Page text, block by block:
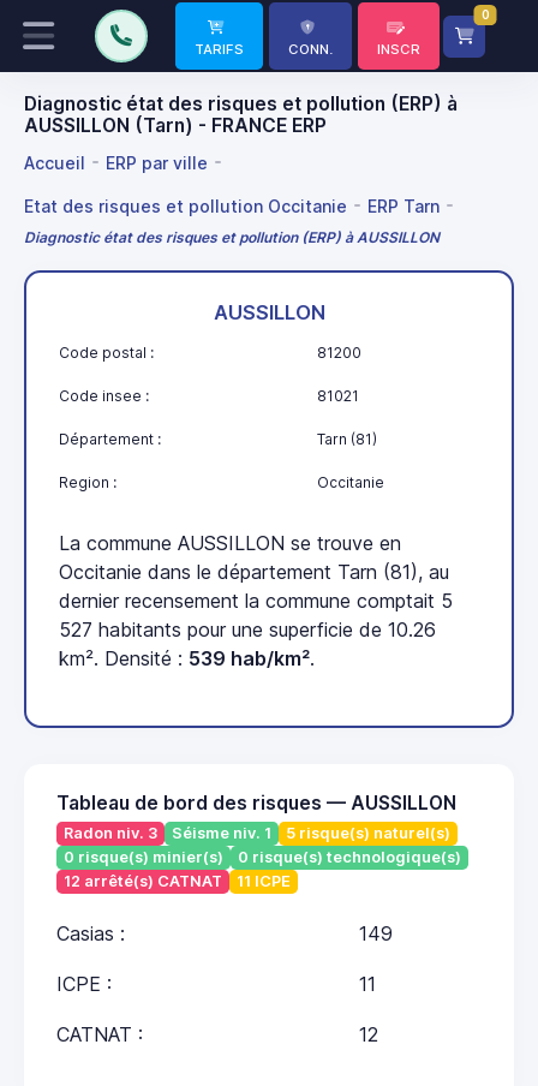
TARIFS CONN. INSCR
0
Diagnostic état des risques et pollution (ERP) à
AUSSILLON (Tarn) - FRANCE ERP
Accueil ERP par ville
Etat des risques et pollution Occitanie ERP Tarn
Diagnostic état des risques et pollution (ERP) à AUSSILLON
AUSSILLON
Code postal : 81200
Code insee : 81021
Département : Tarn (81)
Region : Occitanie
La commune AUSSILLON se trouve en
Occitanie dans le département Tarn (81), au
dernier recensement la commune comptait 5
527 habitants pour une superficie de 10.26
km². Densité : 539 hab/km².
Tableau de bord des risques — AUSSILLON
Radon niv. 3 Séisme niv. 1
5 risque(s) naturel(s)
0 risque(s) minier(s)
0 risque(s) technologique(s)
12 arrêté(s) CATNAT
11 ICPE
Casias : 149
ICPE : 11
CATNAT : 12